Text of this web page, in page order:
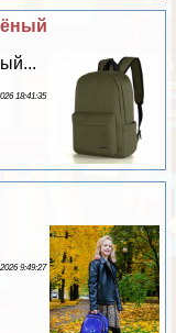
18:41:35
9:49:27